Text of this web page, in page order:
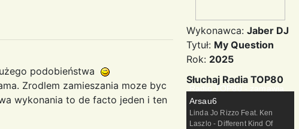
podobieństwa
Zrodlem zamieszania moze byc
wykonania to de facto jeden i ten
Wykonawca: Jaber DJ
Tytuł: My Question
Rok: 2025
Słuchaj Radia TOP80
Radio TOP80 - zamawia
Arsau6
Linda Jo Rizzo Feat. Ken
Laszlo - Different Kind Of